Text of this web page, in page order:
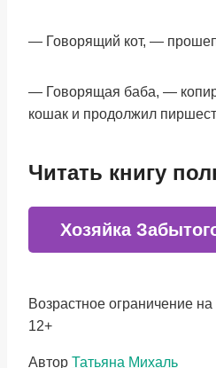
— Говорящий кот, —
— Говорящая баба, —
кошак и продолжил
Читать книгу
Хозяйка
Возрастное ограничение на
12+
Метки
Автор Татьяна Михаль